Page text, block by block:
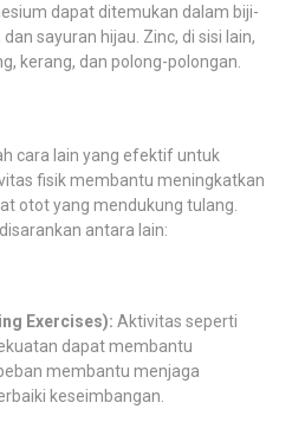
dapat ditemukan dalam biji-
sayuran hijau. Zinc, di sisi lain,
kerang, dan polong-polongan.
cara lain yang efektif untuk
fisik membantu meningkatkan
otot yang mendukung tulang.
antara lain:
Exercises): Aktivitas seperti
dapat membantu
membantu menjaga
keseimbangan.